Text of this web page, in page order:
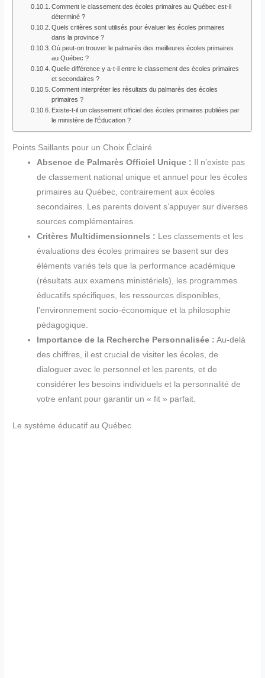
Comment le classement des écoles primaires au Québec est-il
déterminé ?
Quels critères sont utilisés pour évaluer les écoles primaires
dans la province ?
Où peut-on trouver le palmarès des meilleures écoles primaires
au Québec ?
Quelle différence y a-t-il entre le classement des écoles primaires
et secondaires ?
Comment interpréter les résultats du palmarès des écoles
primaires ?
Existe-t-il un classement officiel des écoles primaires publiées par
le ministère de l’Éducation ?
Points Saillants pour un Choix Éclairé
Absence de Palmarès Officiel Unique : Il n’existe pas
de classement national unique et annuel pour les écoles
primaires au Québec, contrairement aux écoles
secondaires. Les parents doivent s’appuyer sur diverses
sources complémentaires.
Critères Multidimensionnels : Les classements et les
évaluations des écoles primaires se basent sur des
éléments variés tels que la performance académique
(résultats aux examens ministériels), les programmes
éducatifs spécifiques, les ressources disponibles,
l’environnement socio-économique et la philosophie
pédagogique.
Importance de la Recherche Personnalisée : Au-delà
des chiffres, il est crucial de visiter les écoles, de
dialoguer avec le personnel et les parents, et de
considérer les besoins individuels et la personnalité de
votre enfant pour garantir un « fit » parfait.
Le système éducatif au Québec